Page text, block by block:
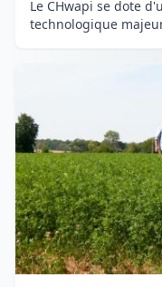
Le CHwapi se dote
technologique